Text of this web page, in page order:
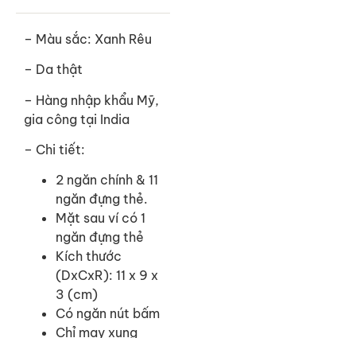
– Màu sắc: Xanh Rêu
– Da thật
– Hàng nhập khẩu Mỹ,
gia công tại India
– Chi tiết:
2 ngăn chính & 11
ngăn đựng thẻ.
Mặt sau ví có 1
ngăn đựng thẻ
Kích thước
(DxCxR): 11 x 9 x
3 (cm)
Có ngăn nút bấm
Chỉ may xung